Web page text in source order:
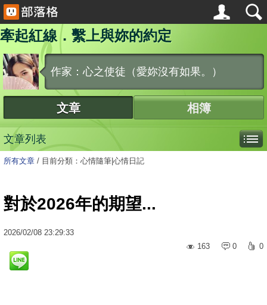
牽起紅線．繫上與妳的約定
作家：心之使徒（愛妳沒有如果。）
文章 相簿
文章列表
所有文章 / 目前分類：心情隨筆|心情日記
對於2026年的期望...
2026/02/08 23:29:33
163
0 0